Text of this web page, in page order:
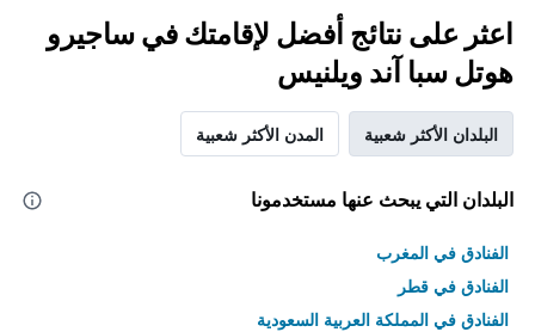
اعثر على نتائج أفضل لإقامتك في ساجيرو
هوتل سبا آند ويلنيس
البلدان الأكثر شعبية المدن الأكثر شعبية
البلدان التي يبحث عنها مستخدمونا
الفنادق في المغرب
الفنادق في قطر
الفنادق في المملكة العربية السعودية